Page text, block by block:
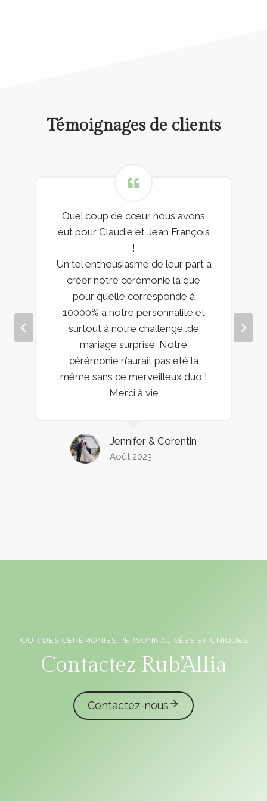
Témoignages de clients
Quel coup de cœur nous avons
eut pour Claudie et Jean François
!
Un tel enthousiasme de leur part a
créer notre cérémonie laïque
pour qu’elle corresponde à
10000% à notre personnalité et
surtout à notre challenge…de
mariage surprise. Notre
cérémonie n’aurait pas été la
même sans ce merveilleux duo !
Merci à vie
Jennifer & Corentin
Août 2023
POUR DES CÉRÉMONIES PERSONNALISÉES ET UNIQUES,
Contactez Rub’Allia
Contactez-nous